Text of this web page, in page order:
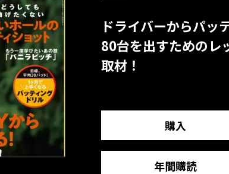
ドライバーからパッ
80台を出すためのレ
取材！
購入
年間購読